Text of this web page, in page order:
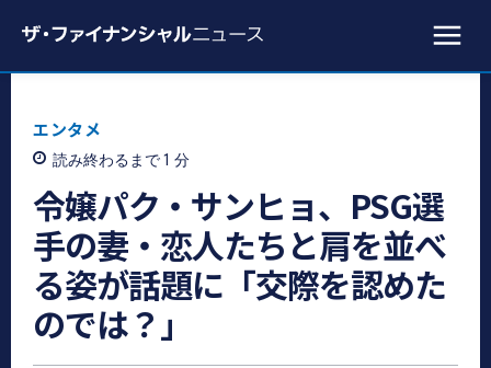
エンタメ
読み終わるまで 1 分
令嬢パク・サンヒョ、PSG選
手の妻・恋人たちと肩を並べ
る姿が話題に「交際を認めた
のでは？」